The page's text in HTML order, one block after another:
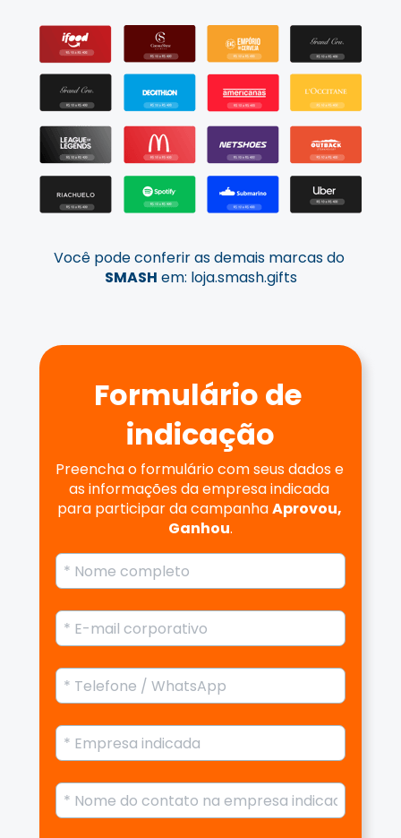
Você pode conferir as demais marcas do
SMASH em: loja.smash.gifts
Formulário de
indicação
Preencha o formulário com seus dados e
as informações da empresa indicada
para participar da campanha Aprovou,
Ganhou.